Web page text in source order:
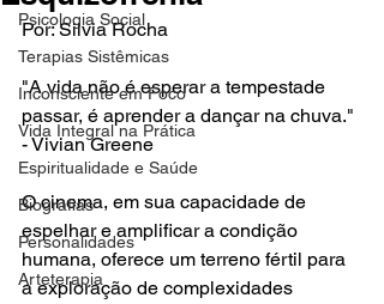
Psicologia Social
Terapias Sistêmicas
Inconsciente em Foco
Vida Integral na Prática
Espiritualidade e Saúde
Biografias
Personalidades
Arteterapia
Por: Silvia Rocha
"A vida não é esperar a tempestade
passar, é aprender a dançar na chuva."
- Vivian Greene
O cinema, em sua capacidade de
espelhar e amplificar a condição
humana, oferece um terreno fértil para
a exploração de complexidades